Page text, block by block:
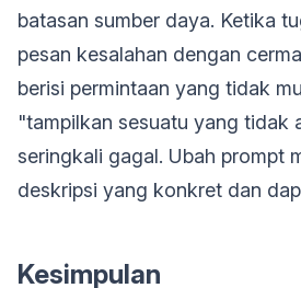
batasan sumber daya. Ketika
pesan kesalahan dengan
berisi permintaan yang tidak
"tampilkan sesuatu yang tidak
seringkali gagal. Ubah prompt
deskripsi yang konkret dan
Kesimpulan